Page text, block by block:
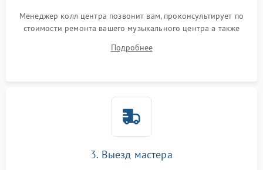
Менеджер колл центра позвонит вам, проконсультирует по
стоимости ремонта вашего музыкального центра а также
Подробнее
3. Выезд мастера